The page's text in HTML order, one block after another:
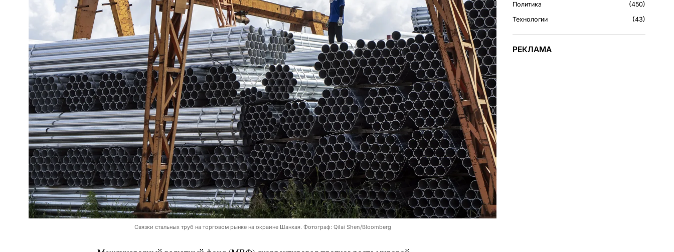
Связки стальных труб на торговом рынке на окраине Шанхая. Фотограф: Qilai Shen/Bloomberg
Политика
450
Технологии
43
РЕКЛАМА